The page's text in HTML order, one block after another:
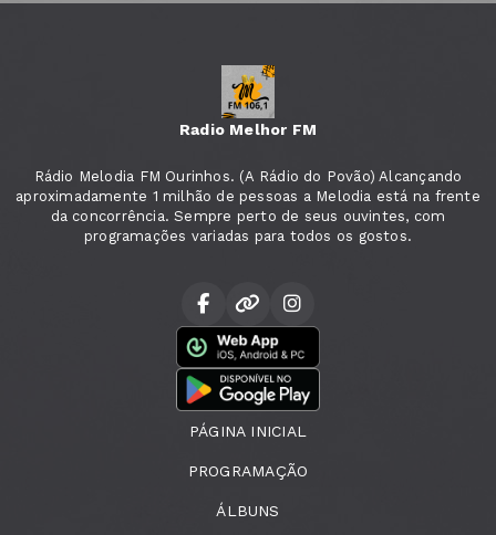
Radio Melhor FM
Rádio Melodia FM Ourinhos. (A Rádio do Povão) Alcançando
aproximadamente 1 milhão de pessoas a Melodia está na frente
da concorrência. Sempre perto de seus ouvintes, com
programações variadas para todos os gostos.
PÁGINA INICIAL
PROGRAMAÇÃO
ÁLBUNS